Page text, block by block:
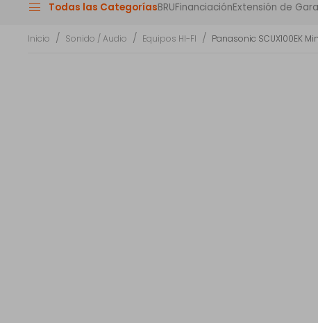
Todas las CategoríasBRUFinanciaciónExtensión de
Inicio Sonido / Audio Equipos HI-FI Panasonic SCUX100EK